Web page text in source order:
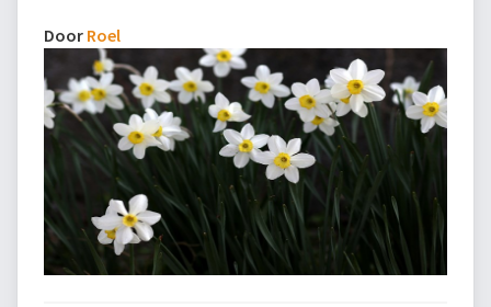
Door Roel